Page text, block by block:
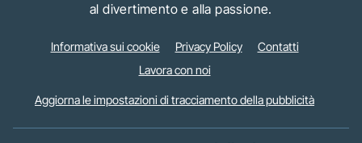
al divertimento e alla passione.
Informativa sui cookie Privacy Policy
Contatti
Lavora con noi
Aggiorna le impostazioni di tracciamento della pubblicità